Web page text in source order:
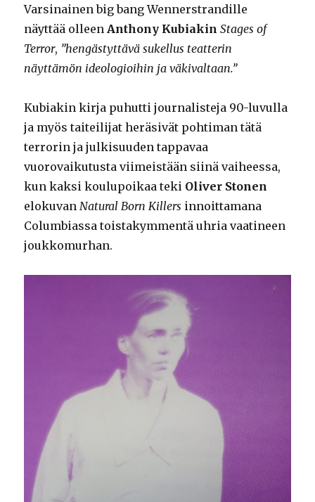
Varsinainen big bang Wennerstrandille
näyttää olleen Anthony Kubiakin Stages of
Terror, ”hengästyttävä sukellus teatterin
näyttämön ideologioihin ja väkivaltaan.”
Kubiakin kirja puhutti journalisteja 90-luvulla
ja myös taiteilijat heräsivät pohtiman tätä
terrorin ja julkisuuden tappavaa
vuorovaikutusta viimeistään siinä vaiheessa,
kun kaksi koulupoikaa teki Oliver Stonen
elokuvan Natural Born Killers innoittamana
Columbiassa toistakymmentä uhria vaatineen
joukkomurhan.